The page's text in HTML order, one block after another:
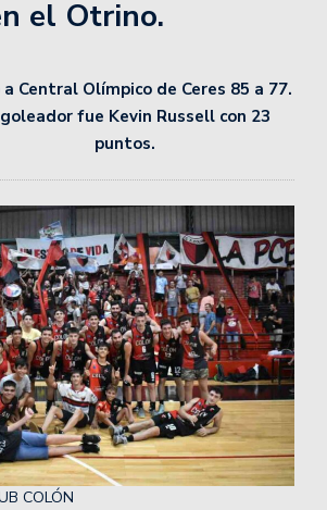
el Otrino.
a Central Olímpico de Ceres 85 a 77.
fue Kevin Russell con 23
puntos.
COLÓN